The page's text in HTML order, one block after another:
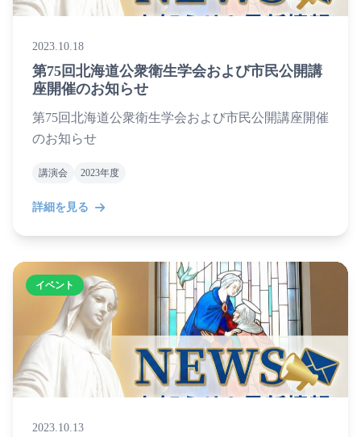
2023.10.18
第75回北海道公衆衛生学会および市民公開講
座開催のお知らせ
第75回北海道公衆衛生学会および市民公開講座開催
のお知らせ
講演会 2023年度
詳細を見る
イベント
2023.10.13